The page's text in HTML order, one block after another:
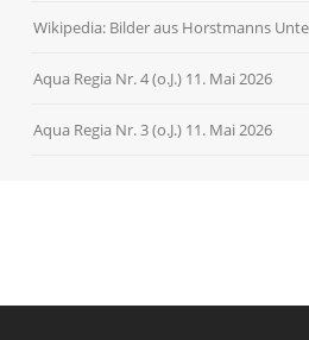
Wikipedia: Bilder aus Horstmanns
Aqua Regia Nr. 4 (o.J.) 11. Mai 2026
Aqua Regia Nr. 3 (o.J.) 11. Mai 2026